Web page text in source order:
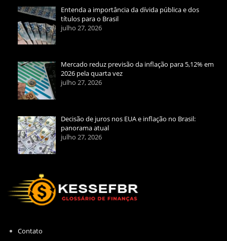
Entenda a importância da dívida pública e dos
títulos para o Brasil
julho 27, 2026
Mercado reduz previsão da inflação para 5,12% em
2026 pela quarta vez
julho 27, 2026
Decisão de juros nos EUA e inflação no Brasil:
panorama atual
julho 27, 2026
Contato